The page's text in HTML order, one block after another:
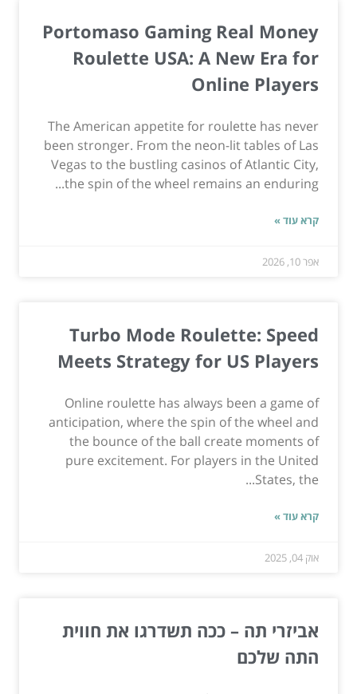
Portomaso Gaming Real Money
Roulette USA: A New Era for
Online Players
The American appetite for roulette has never
been stronger. From the neon-lit tables of Las
Vegas to the bustling casinos of Atlantic City,
the spin of the wheel remains an enduring...
קרא עוד »
אפר 10, 2026
Turbo Mode Roulette: Speed
Meets Strategy for US Players
Online roulette has always been a game of
anticipation, where the spin of the wheel and
the bounce of the ball create moments of
pure excitement. For players in the United
States, the...
קרא עוד »
אוק 04, 2025
אביזרי תה – ככה תשדרגו את חווית
התה שלכם